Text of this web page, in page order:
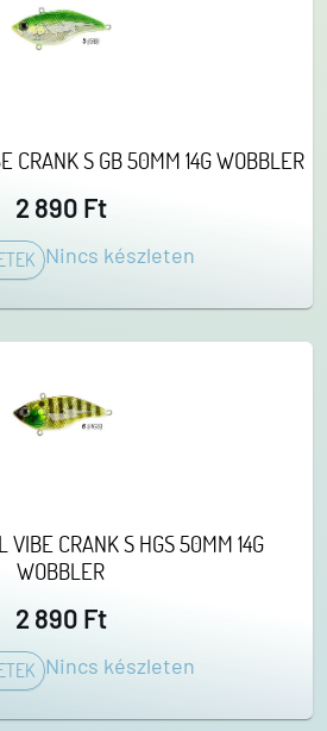
CRANK S GB 50MM 14G WOBBLER
2 890 Ft
Nincs készleten
VIBE CRANK S HGS 50MM 14G
WOBBLER
2 890 Ft
Nincs készleten